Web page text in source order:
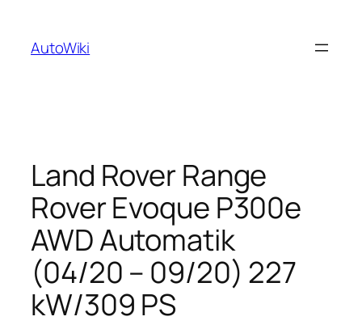
springen
AutoWiki
Land Rover Range
Rover Evoque P300e
AWD Automatik
(04/20 – 09/20) 227
kW/309 PS